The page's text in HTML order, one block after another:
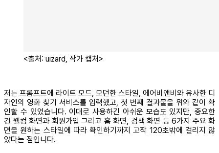
<출처: uizard, 작가 캡처>
저는 프롬프트에 라이트 모드, 모던한 스타일, 에어비앤비와 유사한 디
자인의 영화 찾기 서비스를 입력했고, 첫 번째 결과물을 위와 같이 확
인할 수 있었습니다. 이대로 사용하긴 아쉬운 모습도 있지만, 중요한
건 웰컴 화면과 회원가입 그리고 홈 화면, 검색 화면 등 6가지 주요 화
면을 원하는 스타일에 따라 확인하기까지 고작 120초밖에 걸리지 않
았다는 점입니다.